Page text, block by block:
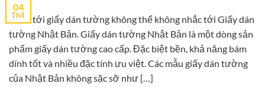
04
Th4
Nhắc tới giấy dán tường không thể không nhắc tới Giấy dán
tường Nhật Bản. Giấy dán tường Nhật Bản là một dòng sản
phẩm giấy dán tường cao cấp. Đặc biệt bền, khả năng bám
dính tốt và nhiều đặc tính ưu việt. Các mẫu giấy dán tường
của Nhật Bản không sặc sỡ như […]